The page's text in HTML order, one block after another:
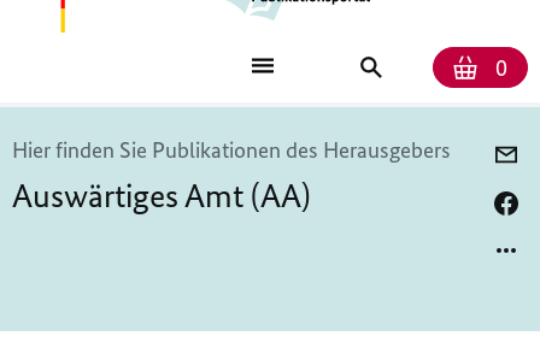
0
Hier finden Sie Publikationen des Herausgebers
Auswärtiges Amt (AA)